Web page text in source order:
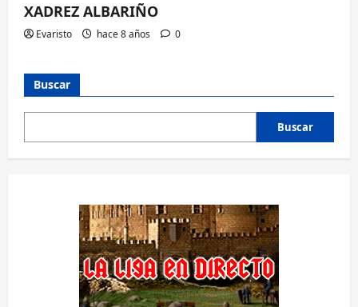
XADREZ ALBARIÑO
Evaristo hace 8 años 0
Buscar
Buscar